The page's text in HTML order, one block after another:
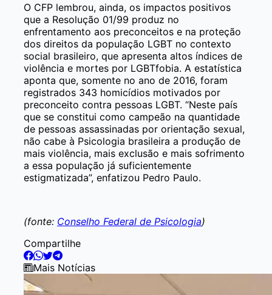
O CFP lembrou, ainda, os impactos positivos
que a Resolução 01/99 produz no
enfrentamento aos preconceitos e na proteção
dos direitos da população LGBT no contexto
social brasileiro, que apresenta altos índices de
violência e mortes por LGBTfobia. A estatística
aponta que, somente no ano de 2016, foram
registrados 343 homicídios motivados por
preconceito contra pessoas LGBT. “Neste país
que se constitui como campeão na quantidade
de pessoas assassinadas por orientação sexual,
não cabe à Psicologia brasileira a produção de
mais violência, mais exclusão e mais sofrimento
a essa população já suficientemente
estigmatizada”, enfatizou Pedro Paulo.
(fonte: Conselho Federal de Psicologia)
Compartilhe
Mais Notícias